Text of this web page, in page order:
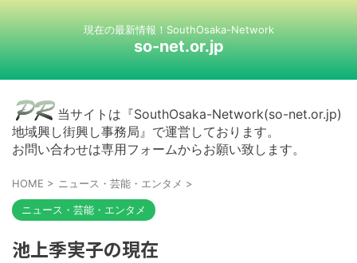
現在の最新情報！SouthOsaka-Network
so-net.or.jp
当サイトは『SouthOsaka-Network(so-net.or.jp)
地域興し街興し事務局』で運営しております。
お問い合わせは専用フォームからお願い致します。
HOME > ニュース・芸能・エンタメ >
ニュース・芸能・エンタメ
池上季実子の現在